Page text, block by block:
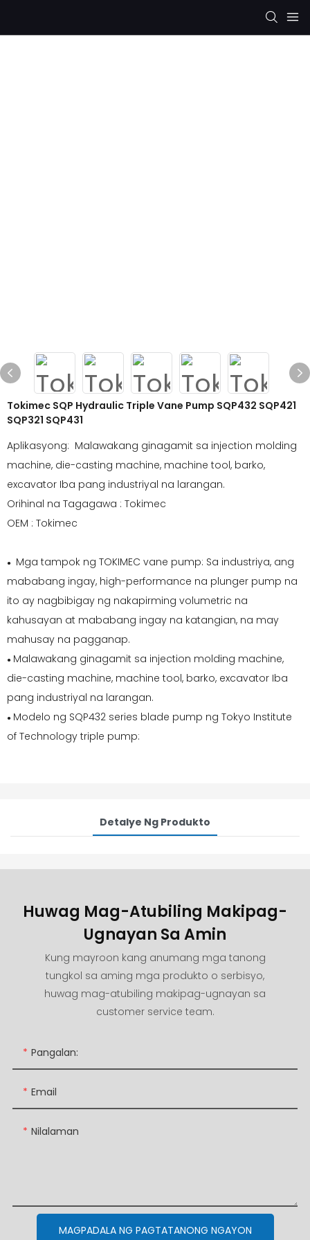
Tokimec SQP Hydraulic Triple Vane Pump SQP432 SQP421
SQP321 SQP431
Aplikasyong: Malawakang ginagamit sa injection molding
machine, die-casting machine, machine tool, barko,
excavator Iba pang industriyal na larangan.
Orihinal na Tagagawa : Tokimec
OEM : Tokimec
● Mga tampok ng TOKIMEC vane pump: Sa industriya, ang
mababang ingay, high-performance na plunger pump na
ito ay nagbibigay ng nakapirming volumetric na
kahusayan at mababang ingay na katangian, na may
mahusay na pagganap.
● Malawakang ginagamit sa injection molding machine,
die-casting machine, machine tool, barko, excavator Iba
pang industriyal na larangan.
● Modelo ng SQP432 series blade pump ng Tokyo Institute
of Technology triple pump:
Detalye Ng Produkto
Huwag Mag-Atubiling Makipag-
Ugnayan Sa Amin
Kung mayroon kang anumang mga tanong
tungkol sa aming mga produkto o serbisyo,
huwag mag-atubiling makipag-ugnayan sa
customer service team.
Pangalan:
Email
Nilalaman
MAGPADALA NG PAGTATANONG NGAYON